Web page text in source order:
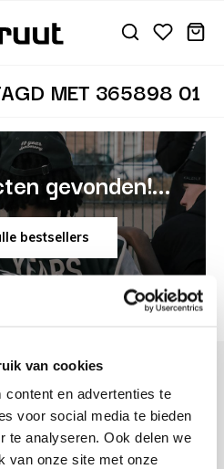
van cookies
en advertenties te
voor social media te bieden
te analyseren. Ook delen we
van onze site met onze
MET 365898 01
gevonden!...
bestsellers